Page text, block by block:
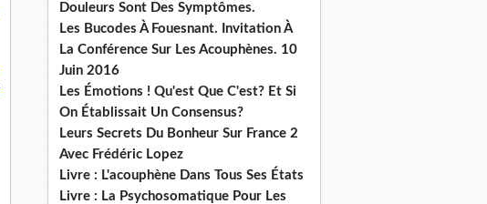
Douleurs Sont Des Symptômes.
Les Bucodes À Fouesnant. Invitation À
La Conférence Sur Les Acouphènes. 10
Juin 2016
Les Émotions ! Qu'est Que C'est? Et Si
On Établissait Un Consensus?
Leurs Secrets Du Bonheur Sur France 2
Avec Frédéric Lopez
Livre : L'acouphène Dans Tous Ses États
Livre : La Psychosomatique Pour Les